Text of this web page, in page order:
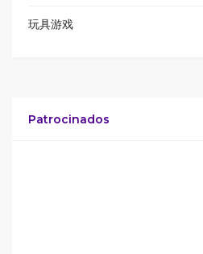
玩具游戏
Patrocinados